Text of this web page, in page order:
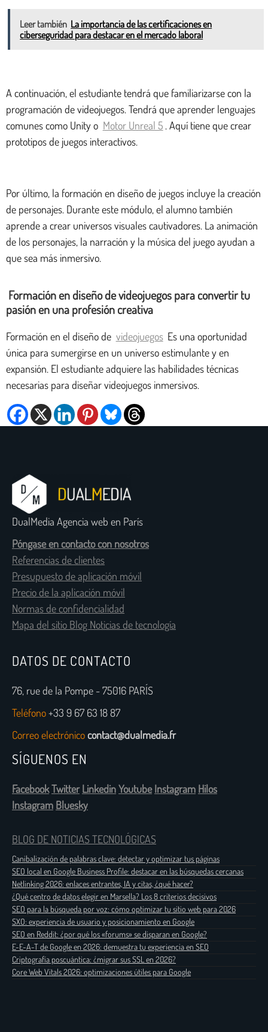
Leer también La importancia de las certificaciones en
ciberseguridad para destacar en el mercado laboral
A continuación, el estudiante tendrá que familiarizarse con la
programación de videojuegos. Tendrá que aprender lenguajes
comunes como Unity o Motor Unreal 5 . Aquí tiene que crear
prototipos de juegos interactivos.
Por último, la formación en diseño de juegos incluye la creación
de personajes. Durante este módulo, el alumno también
aprende a crear universos visuales cautivadores. La animación
de los personajes, la narración y la música del juego ayudan a
que sea más inmersivo.
Formación en diseño de videojuegos para convertir tu
pasión en una profesión creativa
Formación en el diseño de videojuegos Es una oportunidad
única para sumergirse en un universo estimulante y en
expansión. El estudiante adquiere las habilidades técnicas
necesarias para diseñar videojuegos inmersivos.
DualMedia Agencia web en París
Póngase en contacto con nosotros
Referencias de clientes
Presupuesto de aplicación móvil
Precio de la aplicación móvil
Normas de confidencialidad
Mapa del sitio Blog Noticias de tecnología
DATOS DE CONTACTO
76, rue de la Pompe - 75016 PARÍS
Teléfono+33 9 67 63 18 87
Correo electrónicocontact@dualmedia.fr
SÍGUENOS EN
FacebookTwitter LinkedinYoutube Instagram Hilos
Instagram Bluesky
BLOG DE NOTICIAS TECNOLÓGICAS
Canibalización de palabras clave: detectar y optimizar tus páginas
SEO local en Google Business Profile: destacar en las búsquedas cercanas
Netlinking 2026: enlaces entrantes, IA y citas, ¿qué hacer?
¿Qué centro de datos elegir en Marsella? Los 8 criterios decisivos
SEO para la búsqueda por voz: cómo optimizar tu sitio web para 2026
SXO: experiencia de usuario y posicionamiento en Google
SEO en Reddit: ¿por qué los «forums» se disparan en Google?
E-E-A-T de Google en 2026: demuestra tu experiencia en SEO
Criptografía poscuántica: ¿migrar sus SSL en 2026?
Core Web Vitals 2026: optimizaciones útiles para Google